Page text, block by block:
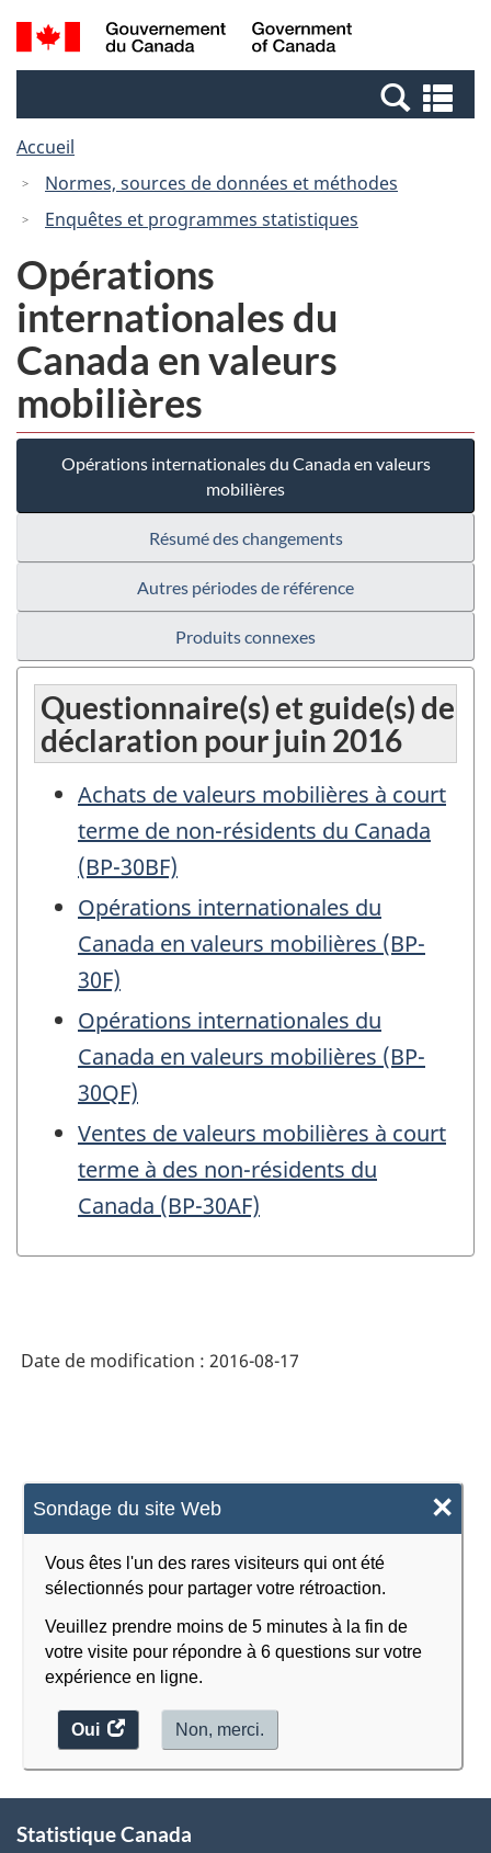
Passer
au
Passer
au
Passer
à
Canada
Recherche
et
et
Accueil
Normes, sources de données et méthodes
Enquêtes et programmes statistiques
Sondage du site Web ×
Vous êtes l'un des rares visiteurs qui ont été
sélectionnés pour partager votre rétroaction.
Veuillez prendre moins de 5 minutes à la fin de
votre visite pour répondre à 6 questions sur votre
expérience en ligne.
Oui
accéder
au
Non, merci.
Opérations
internationales du
Canada en valeurs
mobilières
Opérations internationales du Canada en valeurs
mobilières
Résumé des changements
Autres périodes de référence
Produits connexes
Questionnaire(s) et guide(s) de
déclaration pour juin 2016
Achats de valeurs mobilières à court
terme de non-résidents du Canada
(BP-30BF)
Opérations internationales du
Canada en valeurs mobilières (BP-
30F)
Opérations internationales du
Canada en valeurs mobilières (BP-
30QF)
Ventes de valeurs mobilières à court
terme à des non-résidents du
Canada (BP-30AF)
Date de modification : 2016-08-17
propos
Statistique Canada